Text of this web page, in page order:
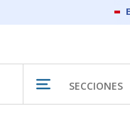
SECCIONES